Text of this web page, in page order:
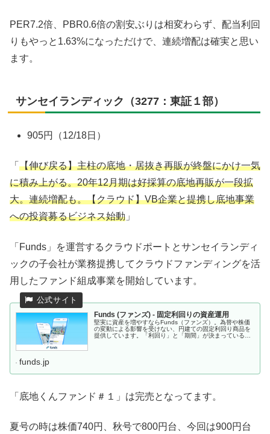
PER7.2倍、PBR0.6倍の割安ぶりは相変わらず、配当利回
りもやっと1.63%になっただけで、連続増配は確実と思い
ます。
サンセイランディック（3277：東証１部）
905円（12/18日）
「 【伸び戻る】主柱の底地・居抜き再販が終盤にかけ一気
に積み上がる。20年12月期は好採算の底地再販が一段拡
大。連続増配も。【クラウド】VB企業と提携し底地事業
への投資募るビジネス始動 」
「Funds」を運営するクラウドポートとサンセイランディ
ックの子会社が業務提携してクラウドファンディングを活
用したファンド組成事業を開始しています。
Funds (ファンズ) - 固定利回りの資産運用
堅実に資産を増やすならFunds（ファンズ）。為替や株価
の変動による影響を受けない、円建ての固定利回り商品を
提供しています。「利回り」と「期間」が決まっているの
funds.jp
「底地くんファンド＃１」は完売となってます。
夏号の時は株価740円、秋号で800円台、今回は900円台